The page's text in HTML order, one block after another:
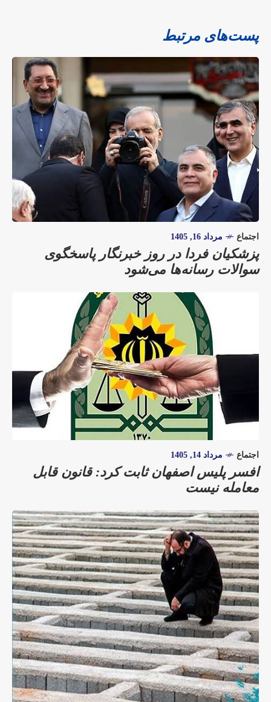
پست‌های مرتبط
اجتماع مرداد 16, 1405
پزشکیان فردا در روز خبرنگار پاسخگوی
سوالات رسانه‌ها می‌شود
اجتماع مرداد 14, 1405
افسر پلیس اصفهان ثابت کرد: قانون قابل
معامله نیست